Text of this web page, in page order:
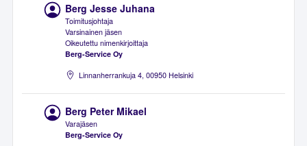
Berg Jesse Juhana
Toimitusjohtaja
Varsinainen jäsen
Oikeutettu nimenkirjoittaja
Berg-Service Oy
Linnanherrankuja 4, 00950 Helsinki
Berg Peter Mikael
Varajäsen
Berg-Service Oy